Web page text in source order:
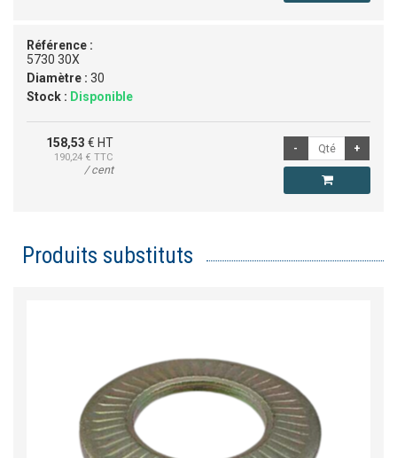
Référence :
5730 30X
Diamètre : 30
Stock : Disponible
158,53 € HT
190,24 € TTC
/ cent
Produits substituts